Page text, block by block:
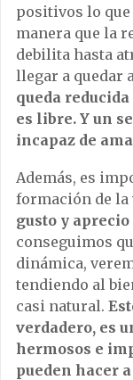
positivos lo
manera que la
debilita hasta
llegar a quedar
queda
es libre. Y un
incapaz de
Además, es
formación de la
gusto y
conseguimos
dinámica,
tendiendo al
casi natural.
verdadero, es
hermosos e
pueden hacer